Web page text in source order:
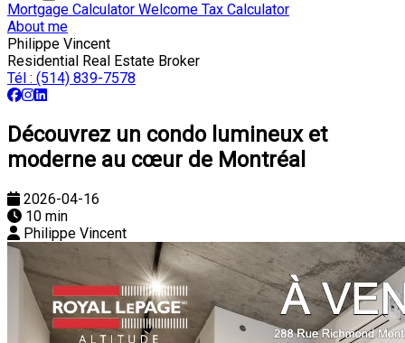
Mortgage Calculator Welcome Tax Calculator
About me
Philippe Vincent
Residential Real Estate Broker
Tél : (514) 839-7578
Découvrez un condo lumineux et
moderne au cœur de Montréal
2026-04-16
10 min
Philippe Vincent